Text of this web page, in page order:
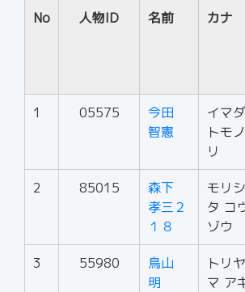
No 人物ID 名前 カナ
1 05575
今田
智憲
イマダ
トモノ
リ
2 85015
森下
孝三２
１８
モリシ
タ コ
ゾウ
3 55980
鳥山
明
トリヤ
マ ア